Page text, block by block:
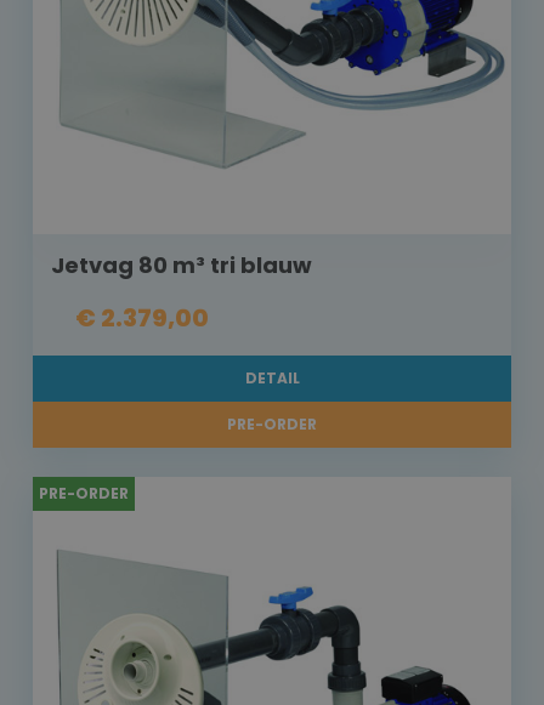
Jetvag 80 m³ tri blauw
€ 2.379,00
DETAIL
PRE-ORDER
PRE-ORDER